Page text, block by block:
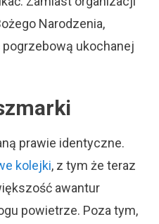
Narodzenia,
ukochanej
prawie identyczne.
kolejki, z tym że teraz
awantur
powietrze. Poza tym,